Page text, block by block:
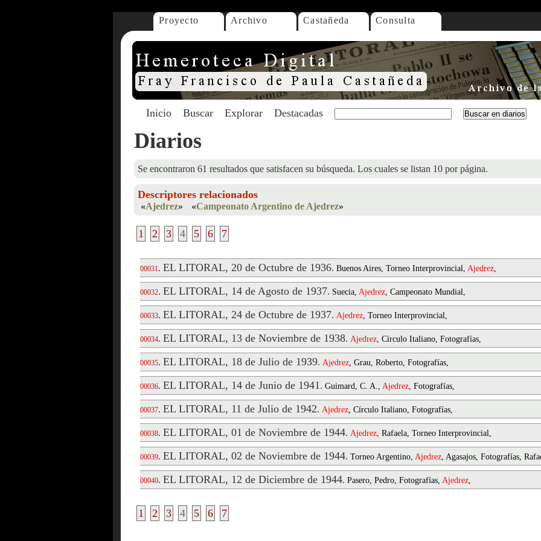
Proyecto Archivo Castañeda Consulta
Inicio Buscar Explorar Destacadas
Diarios
Se encontraron 61 resultados que satisfacen su búsqueda. Los cuales se listan 10 por página.
Descriptores relacionados
«Ajedrez» «Campeonato Argentino de Ajedrez»
1 2 3 4 5 6 7
00031. EL LITORAL, 20 de Octubre de 1936. Buenos Aires, Torneo Interprovincial, Ajedrez,
00032. EL LITORAL, 14 de Agosto de 1937. Suecia, Ajedrez, Campeonato Mundial,
00033. EL LITORAL, 24 de Octubre de 1937. Ajedrez, Torneo Interprovincial,
00034. EL LITORAL, 13 de Noviembre de 1938. Ajedrez, Círculo Italiano, Fotografías,
00035. EL LITORAL, 18 de Julio de 1939. Ajedrez, Grau, Roberto, Fotografías,
00036. EL LITORAL, 14 de Junio de 1941. Guimard, C. A., Ajedrez, Fotografías,
00037. EL LITORAL, 11 de Julio de 1942. Ajedrez, Círculo Italiano, Fotografías,
00038. EL LITORAL, 01 de Noviembre de 1944. Ajedrez, Rafaela, Torneo Interprovincial,
00039. EL LITORAL, 02 de Noviembre de 1944. Torneo Argentino, Ajedrez, Agasajos, Fotografías,
00040. EL LITORAL, 12 de Diciembre de 1944. Pasero, Pedro, Fotografías, Ajedrez,
1 2 3 4 5 6 7